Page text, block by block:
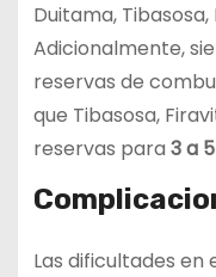
Duitama,
Adicionalmente,
reservas de
que Tibasosa,
reservas para 3 a
Las dificultades